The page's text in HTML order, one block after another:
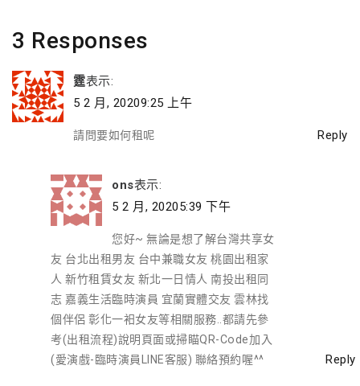
3 Responses
霆表示:
5 2 月, 20209:25 上午
請問要如何租呢 Reply
ons表示:
5 2 月, 20205:39 下午
您好~ 無論是想了解台灣共享女
友 台北出租男友 台中兼職女友 桃園出租家
人 新竹租賃女友 新北一日情人 南投出租同
志 嘉義生活臨時演員 宜蘭實體交友 雲林找
個伴侶 彰化一衵女友等相關服務..都請先參
考(出租流程)說明頁面或掃瞄QR-Code加入
(愛演戲-臨時演員LINE客服) 聯絡預約喔^^
Reply